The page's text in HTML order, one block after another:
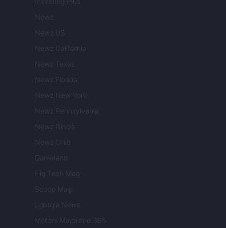
Newz
Newz US
Newz California
Newz Texas
Newz Florida
Newz New York
Newz Pennsylvania
Newz Illinois
Newz Ohio
Gameland
Hig Tech Mag
Scoop Mag
Lgbtqia News
Motors Magazine 365